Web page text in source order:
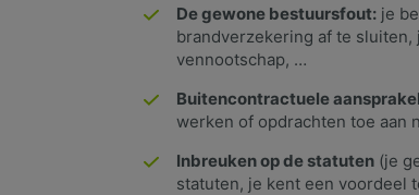
De gewone bestuursfout: je
brandverzekering af te
vennootschap, …
Buitencontractuele
werken of opdrachten toe aan
Inbreuken op de statuten (je
statuten, je kent een voordeel